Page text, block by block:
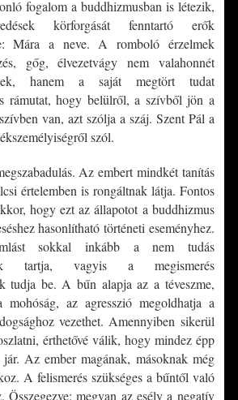
fogalom a buddhizmusban is létezik,
körforgását fenntartó erők
Mára a neve. A romboló érzelmek
gőg, élvezetvágy nem valahonnét
hanem a saját megtört tudat
rámutat, hogy belülről, a szívből jön a
van, azt szólja a száj. Szent Pál a
szól.
Az embert mindkét tanítás
értelemben is rongáltnak látja. Fontos
hogy ezt az állapotot a buddhizmus
hasonlítható történeti eseményhez.
sokkal inkább a nem tudás
tartja, vagyis a megismerés
tudja be. A bűn alapja az a téveszme,
az agresszió megoldhatja a
vezethet. Amennyiben sikerül
érthetővé válik, hogy mindez épp
jár. Az ember magának, másoknak még
A felismerés szükséges a bűntől való
Összegezve: megvan az esély a negatív